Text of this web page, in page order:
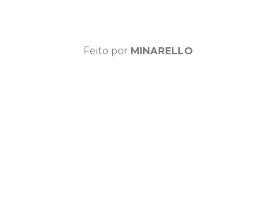
Feito por MINARELLO